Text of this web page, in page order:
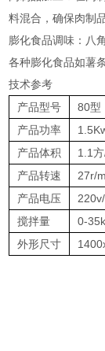
料混合，确保肉制
膨化食品调味‌：八
各种膨化食品如薯
技术参考
产品型号
80型
产品功率
产品体积
1.1
产品转速
27r/
产品电压
搅拌量
0-
外形尺寸